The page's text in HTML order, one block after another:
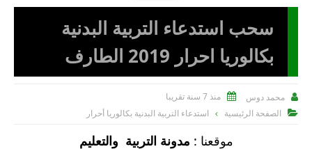
سحب استدعاء التربية البدنية
بكالوريا احرار 2019 الطارف
 محمد دوس  منذ 7 سنة تقريبا
 الصفحة الرئيسية استدعاء التربية البدنية بكالوريا أحرار
موقعنا : مدونة التربية والتعليم